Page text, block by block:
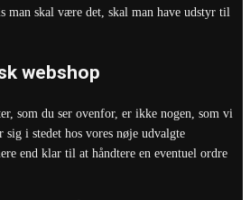
man skal være det, skal man have udstyr til
webshop
som du ser ovenfor, er ikke nogen, som vi
sig i stedet hos vores nøje udvalgte
end klar til at håndtere en eventuel ordre